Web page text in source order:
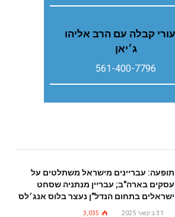
קבלה עם הרב אליהו
ג׳יאן
561-400-7796
תופעה: עבריינים מישראל משתלטים על
עסקים בארה"ב; עבריין מנתניה שסחט
ישראלים בתחום הנדל"ן נעצר בלוס אנג׳לס
31 בינואר 2025 3,035